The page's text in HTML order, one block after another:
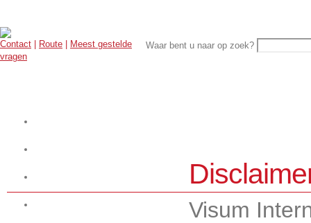
Waar bent u naar op zoek?
Contact Route
Meest gestelde
vragen
Visum